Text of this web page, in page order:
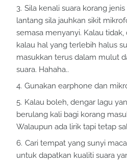
Sila kenali suara korang
lantang sila jauhkan sikit
semasa menyanyi. Kalau
kalau hal yang terlebih halus
masukkan terus dalam mulut
suara. Hahaha..
Gunakan earphone dan
Kalau boleh, dengar lagu
berulang kali bagi korang
Walaupun ada lirik tapi tetap
Cari tempat yang sunyi
untuk dapatkan kualiti suara